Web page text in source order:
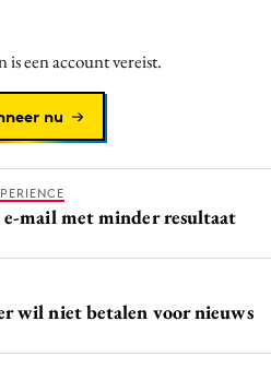
is een account vereist.
nu
mail met minder resultaat
wil niet betalen voor nieuws